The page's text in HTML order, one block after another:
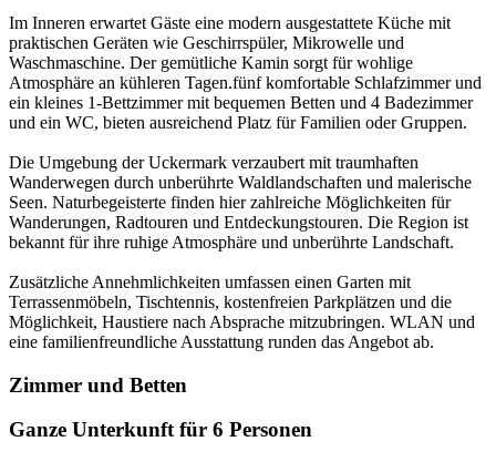
Im Inneren erwartet Gäste eine modern ausgestattete Küche mit
praktischen Geräten wie Geschirrspüler, Mikrowelle und
Waschmaschine. Der gemütliche Kamin sorgt für wohlige
Atmosphäre an kühleren Tagen.fünf komfortable Schlafzimmer und
ein kleines 1-Bettzimmer mit bequemen Betten und 4 Badezimmer
und ein WC, bieten ausreichend Platz für Familien oder Gruppen.
Die Umgebung der Uckermark verzaubert mit traumhaften
Wanderwegen durch unberührte Waldlandschaften und malerische
Seen. Naturbegeisterte finden hier zahlreiche Möglichkeiten für
Wanderungen, Radtouren und Entdeckungstouren. Die Region ist
bekannt für ihre ruhige Atmosphäre und unberührte Landschaft.
Zusätzliche Annehmlichkeiten umfassen einen Garten mit
Terrassenmöbeln, Tischtennis, kostenfreien Parkplätzen und die
Möglichkeit, Haustiere nach Absprache mitzubringen. WLAN und
eine familienfreundliche Ausstattung runden das Angebot ab.
Zimmer und Betten
Ganze Unterkunft für 6 Personen